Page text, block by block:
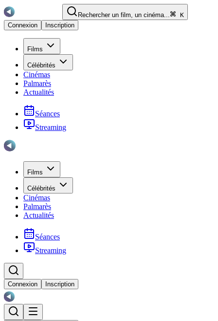
Rechercher un film, un cinéma...
K
Connexion
Inscription
Films
Célébrités
Cinémas
Palmarès
Actualités
Séances
Streaming
Films
Célébrités
Cinémas
Palmarès
Actualités
Séances
Streaming
Connexion Inscription